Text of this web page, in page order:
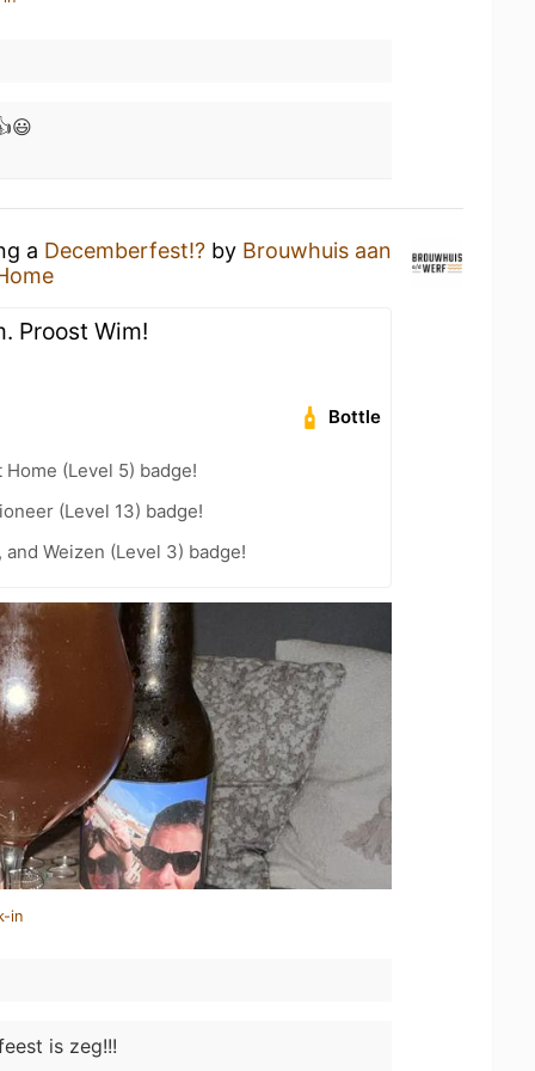
a Decemberfest!? by Brouwhuis aan
Proost Wim!
Bottle
(Level 5) badge!
(Level 13) badge!
Weizen (Level 3) badge!
in
is zeg!!!